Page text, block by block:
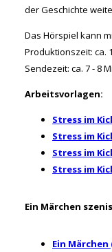
der Geschichte
Das Hörspiel kann
Produktionszeit: ca.
Sendezeit: ca. 7 - 8
Arbeitsvorlagen:
Stress im
Stress im
Stress im
Stress im
Ein Märchen
Ein